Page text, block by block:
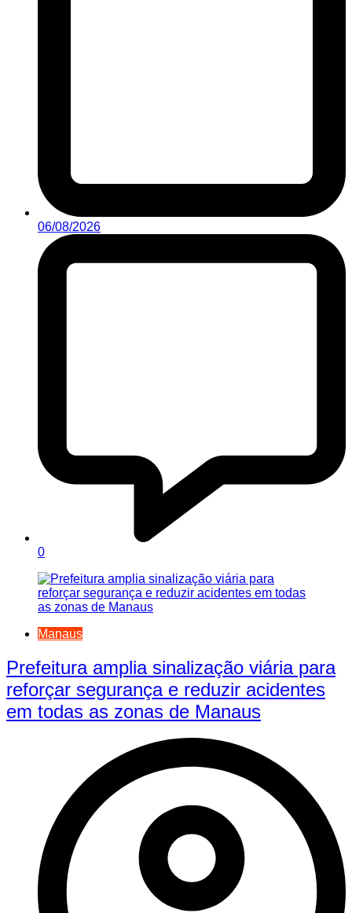
06/08/2026
0
Manaus
Prefeitura amplia sinalização viária para
reforçar segurança e reduzir acidentes
em todas as zonas de Manaus